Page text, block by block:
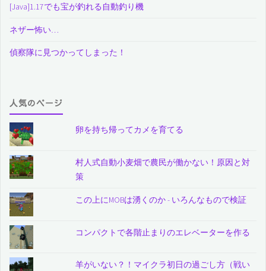
[Java]1.17でも宝が釣れる自動釣り機
ネザー怖い…
偵察隊に見つかってしまった！
人気のページ
卵を持ち帰ってカメを育てる
村人式自動小麦畑で農民が働かない！原因と対
策
この上にMOBは湧くのか - いろんなもので検証
コンパクトで各階止まりのエレベーターを作る
羊がいない？！マイクラ初日の過ごし方（戦い